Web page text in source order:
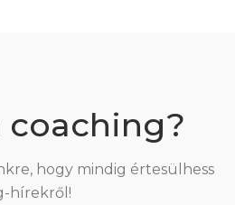
coaching?
hogy mindig értesülhess
hírekről!